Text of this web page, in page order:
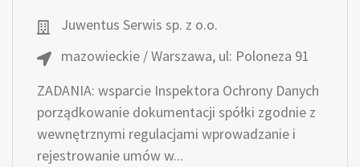
Juwentus Serwis sp. z o.o.
mazowieckie / Warszawa, ul: Poloneza 91
ZADANIA: wsparcie Inspektora Ochrony Danych
porządkowanie dokumentacji spółki zgodnie z
wewnętrznymi regulacjami wprowadzanie i
rejestrowanie umów w...